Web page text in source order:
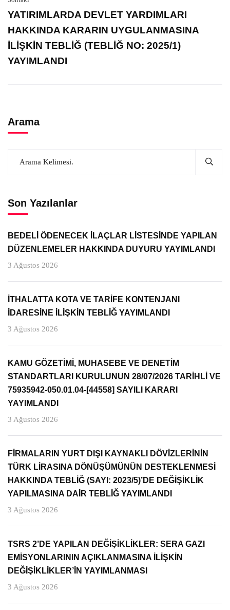
YATIRIMLARDA DEVLET YARDIMLARI
HAKKINDA KARARIN UYGULANMASINA
İLİŞKİN TEBLİĞ (TEBLİĞ NO: 2025/1)
YAYIMLANDI
Arama
Son Yazılanlar
BEDELİ ÖDENECEK İLAÇLAR LİSTESİNDE YAPILAN
DÜZENLEMELER HAKKINDA DUYURU YAYIMLANDI
3 Ağustos 2026
İTHALATTA KOTA VE TARİFE KONTENJANI
İDARESİNE İLİŞKİN TEBLİĞ YAYIMLANDI
3 Ağustos 2026
KAMU GÖZETİMİ, MUHASEBE VE DENETİM
STANDARTLARI KURULUNUN 28/07/2026 TARİHLİ VE
75935942-050.01.04-[44558] SAYILI KARARI
YAYIMLANDI
3 Ağustos 2026
FİRMALARIN YURT DIŞI KAYNAKLI DÖVİZLERİNİN
TÜRK LİRASINA DÖNÜŞÜMÜNÜN DESTEKLENMESİ
HAKKINDA TEBLİĞ (SAYI: 2023/5)’DE DEĞİŞİKLİK
YAPILMASINA DAİR TEBLİĞ YAYIMLANDI
3 Ağustos 2026
TSRS 2’DE YAPILAN DEĞİŞİKLİKLER: SERA GAZI
EMİSYONLARININ AÇIKLANMASINA İLİŞKİN
DEĞİŞİKLİKLER’İN YAYIMLANMASI
3 Ağustos 2026